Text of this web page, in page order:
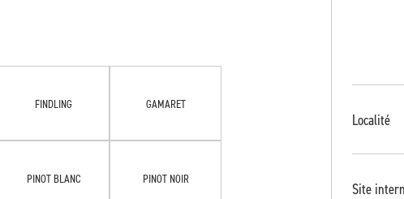
FINDLING GAMARET
PINOT BLANC PINOT NOIR
Localité
Site